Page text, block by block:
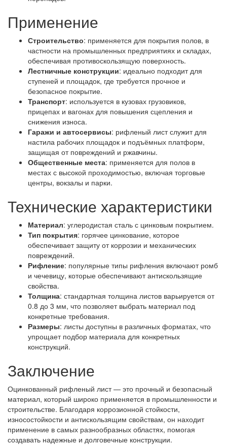
Применение
Строительство: применяется для покрытия полов, в
частности на промышленных предприятиях и складах,
обеспечивая противоскользящую поверхность.
Лестничные конструкции: идеально подходит для
ступеней и площадок, где требуется прочное и
безопасное покрытие.
Транспорт: используется в кузовах грузовиков,
прицепах и вагонах для повышения сцепления и
снижения износа.
Гаражи и автосервисы: рифленый лист служит для
настила рабочих площадок и подъёмных платформ,
защищая от повреждений и ржавчины.
Общественные места: применяется для полов в
местах с высокой проходимостью, включая торговые
центры, вокзалы и парки.
Технические характеристики
Материал: углеродистая сталь с цинковым покрытием.
Тип покрытия: горячее цинкование, которое
обеспечивает защиту от коррозии и механических
повреждений.
Рифление: популярные типы рифления включают ромб
и чечевицу, которые обеспечивают антискользящие
свойства.
Толщина: стандартная толщина листов варьируется от
0.8 до 3 мм, что позволяет выбрать материал под
конкретные требования.
Размеры: листы доступны в различных форматах, что
упрощает подбор материала для конкретных
конструкций.
Заключение
Оцинкованный рифленый лист — это прочный и безопасный
материал, который широко применяется в промышленности и
строительстве. Благодаря коррозионной стойкости,
износостойкости и антискользящим свойствам, он находит
применение в самых разнообразных областях, помогая
создавать надежные и долговечные конструкции.